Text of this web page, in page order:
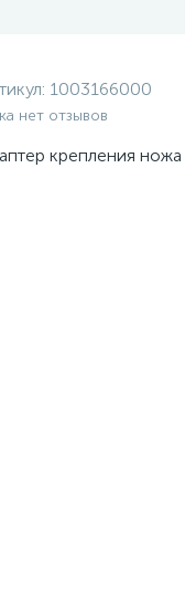
1003166000
нет отзывов
крепления ножа